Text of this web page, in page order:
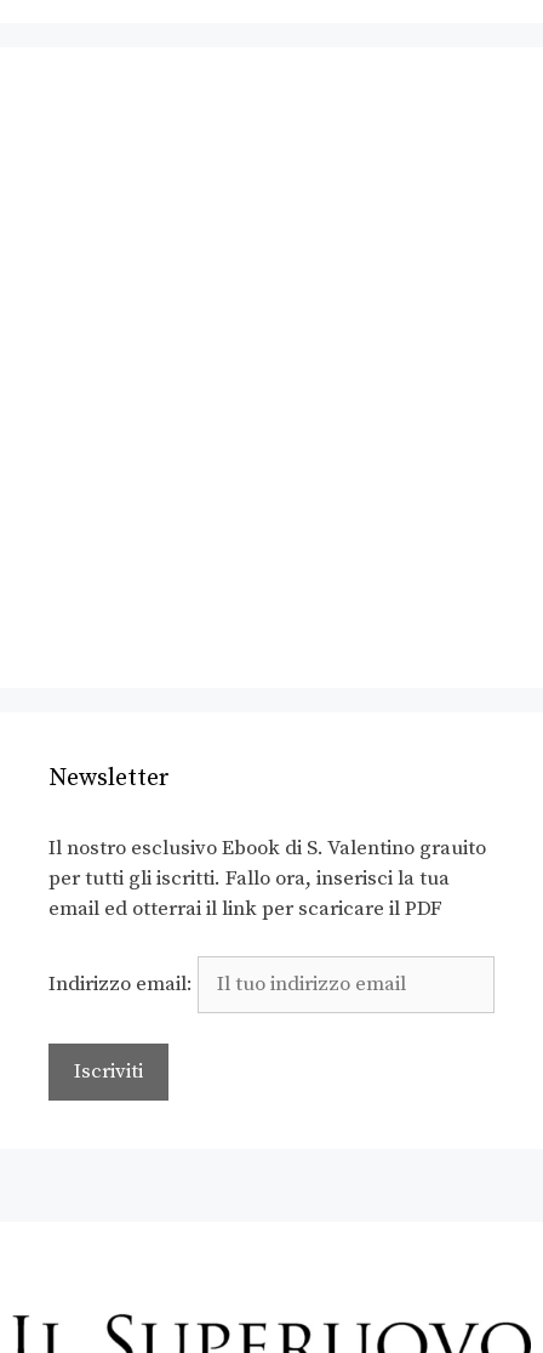
Newsletter
Il nostro esclusivo Ebook di S. Valentino grauito
per tutti gli iscritti. Fallo ora, inserisci la tua
email ed otterrai il link per scaricare il PDF
Indirizzo email: